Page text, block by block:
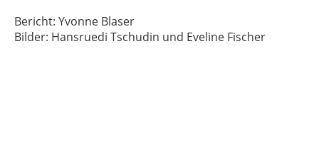
Bericht: Yvonne Blaser
Bilder: Hansruedi Tschudin und Eveline Fischer